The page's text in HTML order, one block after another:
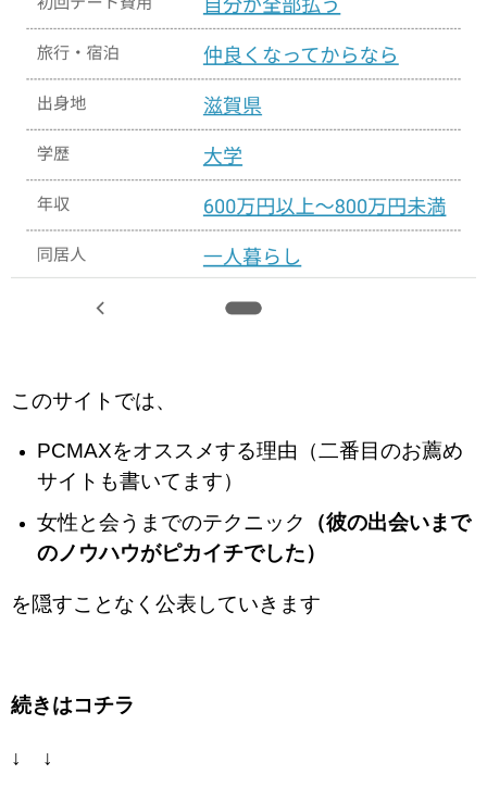
このサイトでは、
PCMAXをオススメする理由（二番目のお薦め
サイトも書いてます）
女性と会うまでのテクニック
（彼の出会いまで
のノウハウがピカイチでした）
を隠すことなく公表していきます
続きはコチラ
↓ ↓